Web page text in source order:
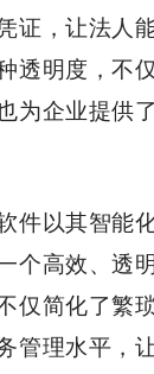
证，让法人
透明度，不
为企业提供
件以其智能
个高效、透
仅简化了繁
管理水平，